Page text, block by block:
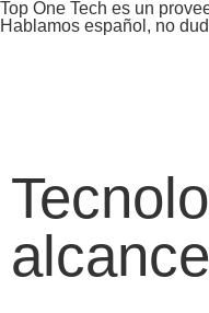
Top One Tech es un
Hablamos español, no
alcance